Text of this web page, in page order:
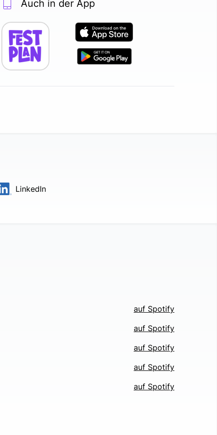
Auch in der App
LinkedIn
auf Spotify
auf Spotify
auf Spotify
auf Spotify
auf Spotify